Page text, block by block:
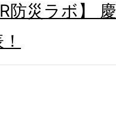
防災ラボ】